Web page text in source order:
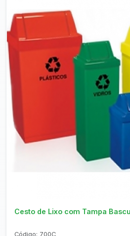
Consultar no
Cesto de Lixo com Tampa
Código: 700C